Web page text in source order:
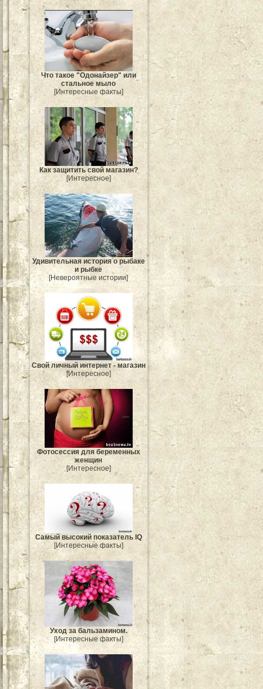
Что такое "Одонайзер" или
стальное мыло
[Интересные факты]
Как защитить свой магазин?
[Интересное]
Удивительная история о рыбаке
и рыбке
[Невероятные истории]
Свой личный интернет - магазин
[Интересное]
Фотосессия для беременных
женщин
[Интересное]
Самый высокий показатель IQ
[Интересные факты]
Уход за бальзамином.
[Интересные факты]